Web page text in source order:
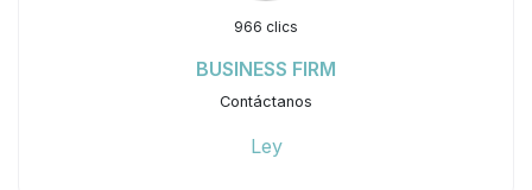
966 clics
BUSINESS FIRM
Contáctanos
Ley